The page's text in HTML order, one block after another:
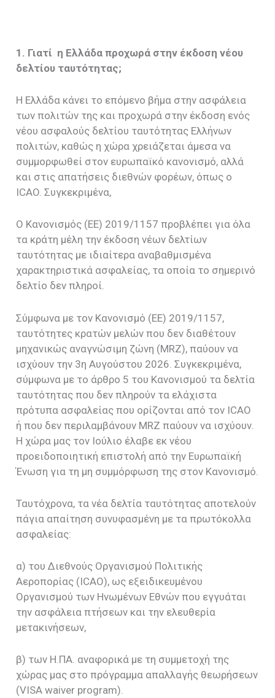
1. Γιατί η Ελλάδα προχωρά στην έκδοση νέου
δελτίου ταυτότητας;
Η Ελλάδα κάνει το επόμενο βήμα στην ασφάλεια
των πολιτών της και προχωρά στην έκδοση ενός
νέου ασφαλούς δελτίου ταυτότητας Ελλήνων
πολιτών, καθώς η χώρα χρειάζεται άμεσα να
συμμορφωθεί στον ευρωπαϊκό κανονισμό, αλλά
και στις απατήσεις διεθνών φορέων, όπως ο
ICAO. Συγκεκριμένα,
Ο Κανονισμός (ΕΕ) 2019/1157 προβλέπει για όλα
τα κράτη μέλη την έκδοση νέων δελτίων
ταυτότητας με ιδιαίτερα αναβαθμισμένα
χαρακτηριστικά ασφαλείας, τα οποία το σημερινό
δελτίο δεν πληροί.
Σύμφωνα με τον Κανονισμό (ΕΕ) 2019/1157,
ταυτότητες κρατών μελών που δεν διαθέτουν
μηχανικώς αναγνώσιμη ζώνη (MRZ), παύουν να
ισχύουν την 3η Αυγούστου 2026. Συγκεκριμένα,
σύμφωνα με το άρθρο 5 του Κανονισμού τα δελτία
ταυτότητας που δεν πληρούν τα ελάχιστα
πρότυπα ασφαλείας που ορίζονται από τον ICAO
ή που δεν περιλαμβάνουν MRZ παύουν να ισχύουν.
Η χώρα μας τον Ιούλιο έλαβε εκ νέου
προειδοποιητική επιστολή από την Ευρωπαϊκή
Ένωση για τη μη συμμόρφωση της στον Κανονισμό.
Ταυτόχρονα, τα νέα δελτία ταυτότητας αποτελούν
πάγια απαίτηση συνυφασμένη με τα πρωτόκολλα
ασφαλείας:
α) του Διεθνούς Οργανισμού Πολιτικής
Αεροπορίας (ICAO), ως εξειδικευμένου
Οργανισμού των Ηνωμένων Εθνών που εγγυάται
την ασφάλεια πτήσεων και την ελευθερία
μετακινήσεων,
β) των Η.ΠΑ. αναφορικά με τη συμμετοχή της
χώρας μας στο πρόγραμμα απαλλαγής θεωρήσεων
(VISA waiver program).